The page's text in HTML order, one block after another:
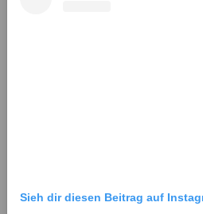
Sieh dir diesen Beitrag auf